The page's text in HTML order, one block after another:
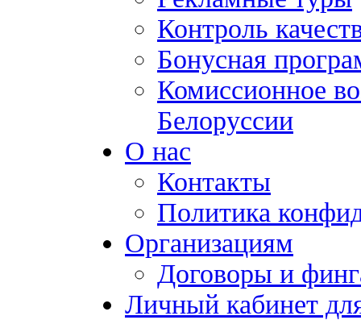
Контроль
Бонусная
Комиссионное
Белоруссии
О нас
Контакты
Политика
Организациям
Договоры и
Личный кабинет